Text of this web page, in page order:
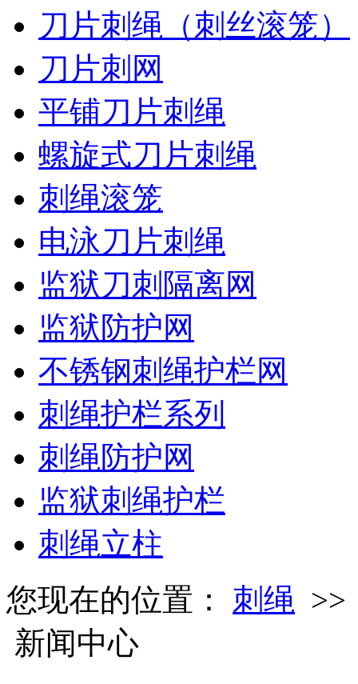
刀片刺绳（刺丝滚笼）
刀片刺网
平铺刀片刺绳
螺旋式刀片刺绳
刺绳滚笼
电泳刀片刺绳
监狱刀刺隔离网
监狱防护网
不锈钢刺绳护栏网
刺绳护栏系列
刺绳防护网
监狱刺绳护栏
刺绳立柱
您现在的位置： 刺绳
新闻中心